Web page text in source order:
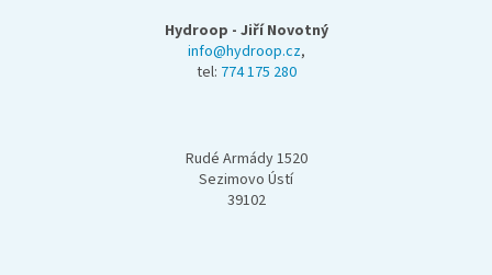
Hydroop - Jiří Novotný
info@hydroop.cz,
tel: 774 175 280
Rudé Armády 1520
Sezimovo Ústí
39102